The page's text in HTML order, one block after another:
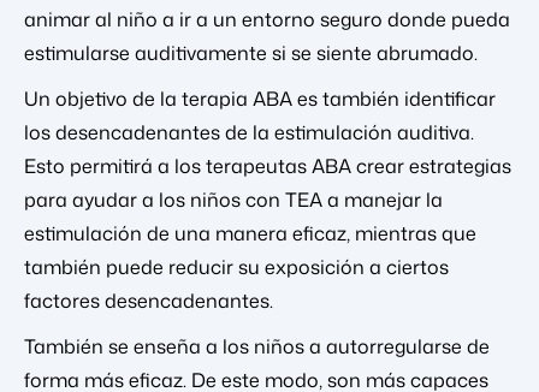
animar al niño a ir a un entorno seguro donde pueda
estimularse auditivamente si se siente abrumado.
Un objetivo de la terapia ABA es también identificar
los desencadenantes de la estimulación auditiva.
Esto permitirá a los terapeutas ABA crear estrategias
para ayudar a los niños con TEA a manejar la
estimulación de una manera eficaz, mientras que
también puede reducir su exposición a ciertos
factores desencadenantes.
También se enseña a los niños a autorregularse de
forma más eficaz. De este modo, son más capaces